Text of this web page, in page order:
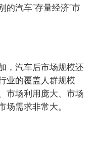
的汽车“存量经济”市
，汽车后市场规模还
业的覆盖人群规模
市场利用庞大、市场
场需求非常大。